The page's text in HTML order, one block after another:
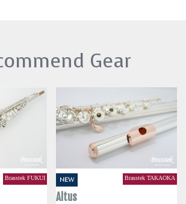
Gear
Brasstek FUKUI NEW Brasstek TAKAOKA
Altus